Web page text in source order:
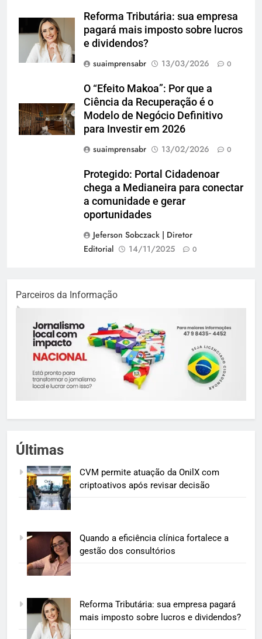
Reforma Tributária: sua empresa
pagará mais imposto sobre lucros
e dividendos?
suaimprensabr
13/03/2026 0
O “Efeito Makoa”: Por que a
Ciência da Recuperação é o
Modelo de Negócio Definitivo
para Investir em 2026
suaimprensabr
13/02/2026 0
Protegido: Portal Cidadenoar
chega a Medianeira para conectar
a comunidade e gerar
oportunidades
Jeferson Sobczack | Diretor
Editorial
14/11/2025 0
Parceiros da Informação
Últimas
CVM permite atuação da OnilX com
criptoativos após revisar decisão
Quando a eficiência clínica fortalece a
gestão dos consultórios
Reforma Tributária: sua empresa pagará
mais imposto sobre lucros e dividendos?